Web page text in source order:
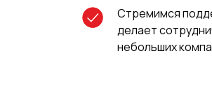
Стремимся
делает
небольших